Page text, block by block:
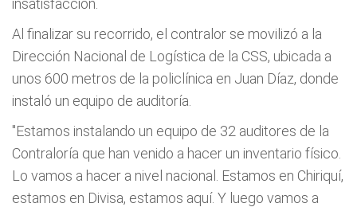
insatisfacción.
Al finalizar su recorrido, el contralor se movilizó a la
Dirección Nacional de Logística de la CSS, ubicada a
unos 600 metros de la policlínica en Juan Díaz, donde
instaló un equipo de auditoría.
"Estamos instalando un equipo de 32 auditores de la
Contraloría que han venido a hacer un inventario físico.
Lo vamos a hacer a nivel nacional. Estamos en Chiriquí,
estamos en Divisa, estamos aquí. Y luego vamos a